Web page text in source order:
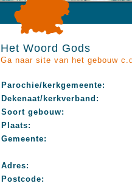
Het Woord Gods
Ga naar site van het gebouw
Parochie/kerkgemeente:
Dekenaat/kerkverband:
Soort gebouw:
Plaats:
Gemeente:
Adres:
Postcode: